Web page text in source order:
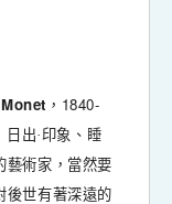
， 1840-
出·印象、睡
藝術家，當然要
後世有著深遠的